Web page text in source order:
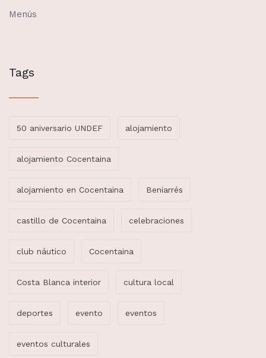
Menús
Tags
50 aniversario UNDEF alojamiento
alojamiento Cocentaina
alojamiento en Cocentaina Beniarrés
castillo de Cocentaina celebraciones
club náutico Cocentaina
Costa Blanca interior cultura local
deportes evento eventos
eventos culturales